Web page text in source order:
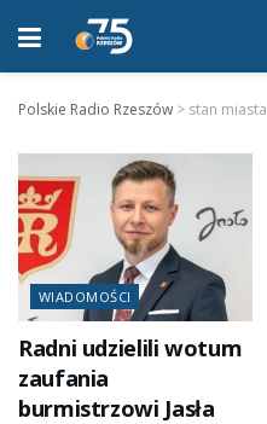
Polskie Radio Rzeszów > stan miasta
WIADOMOŚCI
Radni udzielili wotum
zaufania
burmistrzowi Jasła